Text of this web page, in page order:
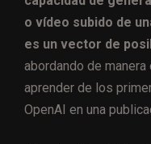
o vídeo subido de
es un vector de
abordando de
aprender de los
OpenAI en una